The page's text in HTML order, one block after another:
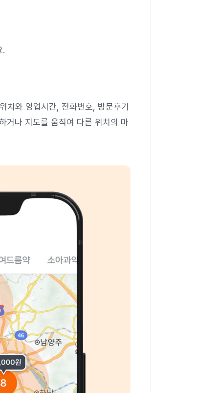
.
치와 영업시간, 전화번호, 방문후기
거나 지도를 움직여 다른 위치의 마